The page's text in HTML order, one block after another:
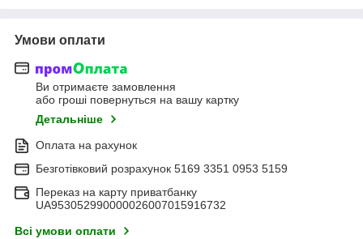
Умови оплати
Ви отримаєте замовлення
або гроші повернуться на вашу картку
Детальніше
Оплата на рахунок
Безготівковий розрахунок 5169 3351 0953 5159
Переказ на карту приватбанку
UA953052990000026007015916732
Всі умови оплати